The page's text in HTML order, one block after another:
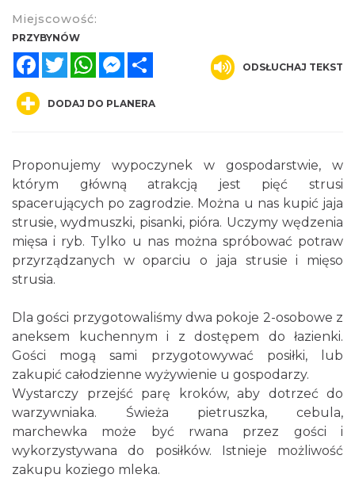
Miejscowość:
PRZYBYNÓW
FacebookTwitterWhatsAppMessenger
ODSŁUCHAJ TEKST
DODAJ DO PLANERA
Proponujemy wypoczynek w gospodarstwie, w
którym główną atrakcją jest pięć strusi
spacerujących po zagrodzie. Można u nas kupić jaja
strusie, wydmuszki, pisanki, pióra. Uczymy wędzenia
mięsa i ryb. Tylko u nas można spróbować potraw
przyrządzanych w oparciu o jaja strusie i mięso
strusia.
Dla gości przygotowaliśmy dwa pokoje 2-osobowe z
aneksem kuchennym i z dostępem do łazienki.
Gości mogą sami przygotowywać posiłki, lub
zakupić całodzienne wyżywienie u gospodarzy.
Wystarczy przejść parę kroków, aby dotrzeć do
warzywniaka. Świeża pietruszka, cebula,
marchewka może być rwana przez gości i
wykorzystywana do posiłków. Istnieje możliwość
zakupu koziego mleka.